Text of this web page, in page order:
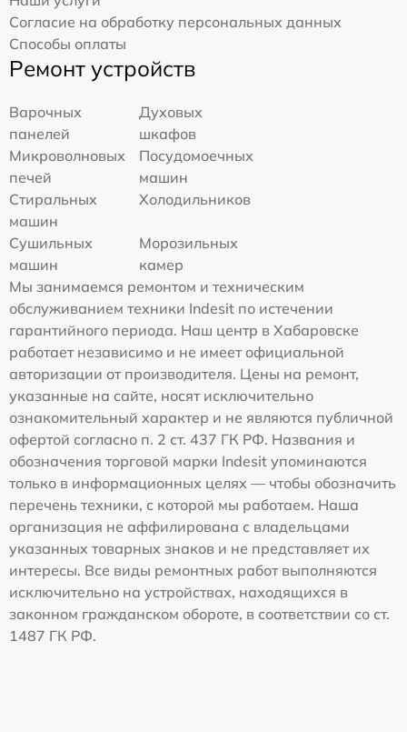
Согласие на обработку персональных данных
Способы оплаты
Ремонт устройств
Варочных
панелей
Духовых
шкафов
Микроволновых
печей
Посудомоечных
машин
Стиральных
машин
Холодильников
Сушильных
машин
Морозильных
камер
Мы занимаемся ремонтом и техническим
обслуживанием техники Indesit по истечении
гарантийного периода. Наш центр в Хабаровске
работает независимо и не имеет официальной
авторизации от производителя. Цены на ремонт,
указанные на сайте, носят исключительно
ознакомительный характер и не являются публичной
офертой согласно п. 2 ст. 437 ГК РФ. Названия и
обозначения торговой марки Indesit упоминаются
только в информационных целях — чтобы обозначить
перечень техники, с которой мы работаем. Наша
организация не аффилирована с владельцами
указанных товарных знаков и не представляет их
интересы. Все виды ремонтных работ выполняются
исключительно на устройствах, находящихся в
законном гражданском обороте, в соответствии со ст.
1487 ГК РФ.